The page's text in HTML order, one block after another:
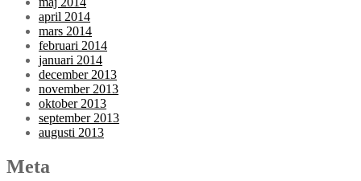
april 2014
mars 2014
februari 2014
januari 2014
december 2013
november 2013
oktober 2013
september 2013
augusti 2013
Meta